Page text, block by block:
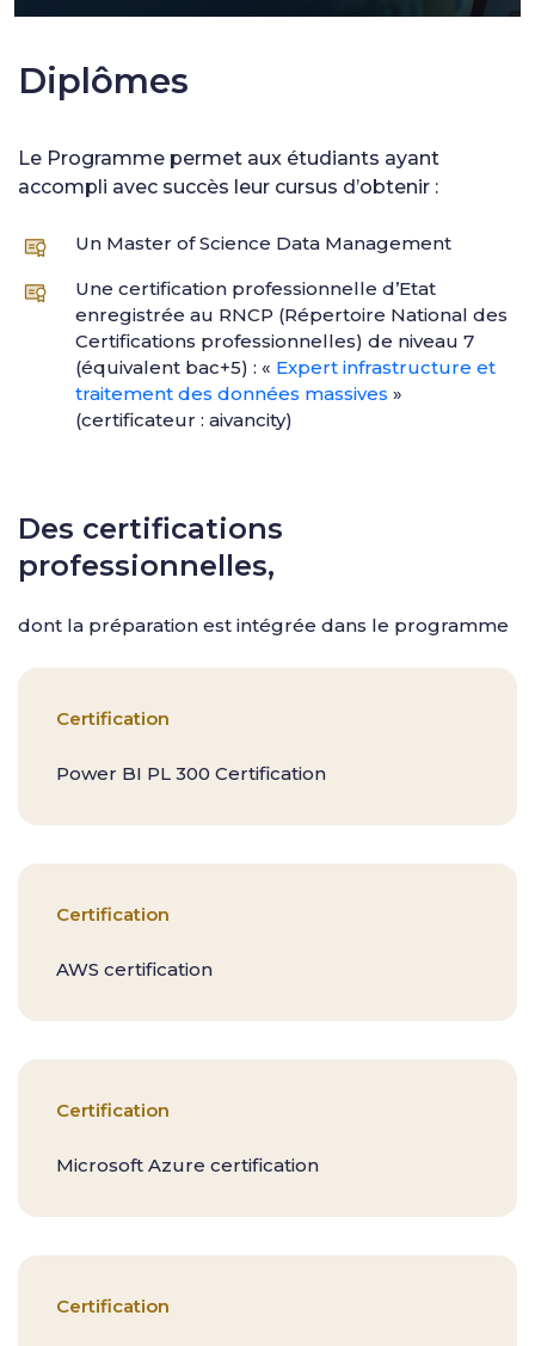
Diplômes
Le Programme permet aux étudiants ayant
accompli avec succès leur cursus d’obtenir :
Un Master of Science Data Management
Une certification professionnelle d’Etat
enregistrée au RNCP (Répertoire National des
Certifications professionnelles) de niveau 7
(équivalent bac+5) : « Expert infrastructure et
traitement des données massives »
(certificateur : aivancity)
Des certifications
professionnelles,
dont la préparation est intégrée dans le programme
Certification
Power BI PL 300 Certification​
Certification
AWS certification
Certification
Microsoft Azure certification
Certification